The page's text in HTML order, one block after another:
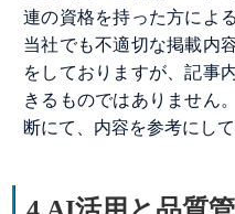
連の資格を持った方によ
当社でも不適切な掲載内
をしておりますが、記事
きるものではありません
断にて、内容を参考にし